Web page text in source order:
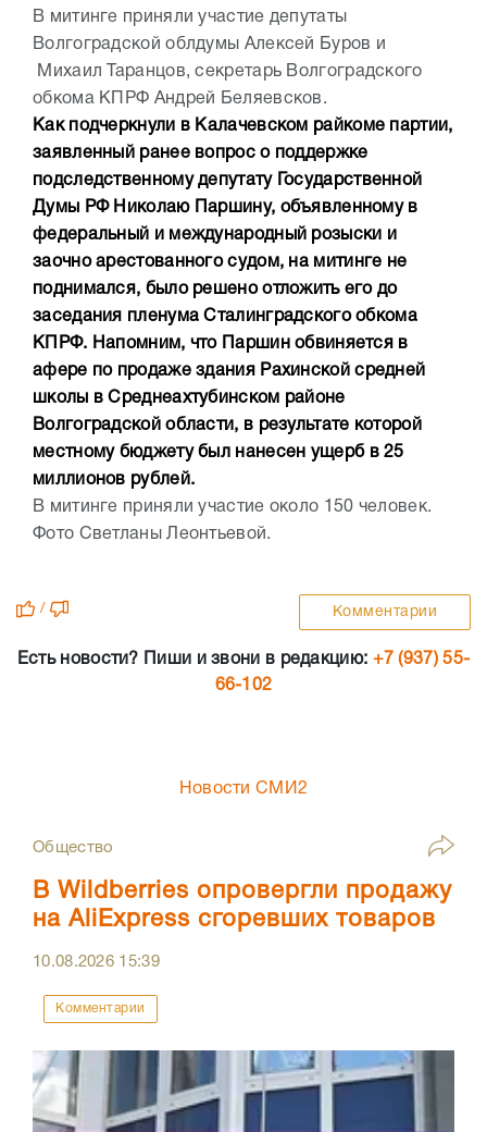
В митинге приняли участие депутаты
Волгоградской облдумы Алексей Буров и
Михаил Таранцов, секретарь Волгоградского
обкома КПРФ Андрей Беляевсков.
Как подчеркнули в Калачевском райкоме партии,
заявленный ранее вопрос о поддержке
подследственному депутату Государственной
Думы РФ Николаю Паршину, объявленному в
федеральный и международный розыски и
заочно арестованного судом, на митинге не
поднимался, было решено отложить его до
заседания пленума Сталинградского обкома
КПРФ. Напомним, что Паршин обвиняется в
афере по продаже здания Рахинской средней
школы в Среднеахтубинском районе
Волгоградской области, в результате которой
местному бюджету был нанесен ущерб в 25
миллионов рублей.
В митинге приняли участие около 150 человек.
Фото Светланы Леонтьевой.
/ Комментарии
Есть новости? Пиши и звони в редакцию: +7 (937) 55-
66-102
Новости СМИ2
Общество
В Wildberries опровергли продажу
на AliExpress сгоревших товаров
10.08.2026 15:39
Комментарии